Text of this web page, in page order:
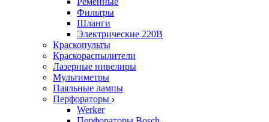
Фильтры
Шланги
Электрические 220В
Краскопульты
Краскораспылители
Лазерные нивелиры
Мультиметры
Паяльные лампы
Перфораторы
Werker